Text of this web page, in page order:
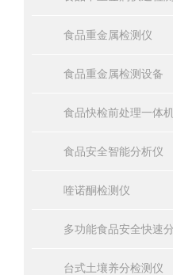
食品重金属检测仪
食品重金属检测设备
食品快检前处理一体
食品安全智能分析仪
喹诺酮检测仪
多功能食品安全快速
台式土壤养分检测仪